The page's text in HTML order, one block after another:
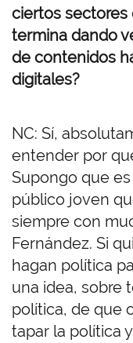
ciertos sectores
termina dando
de contenidos
digitales?
NC: Sí,
entender por
Supongo que
público joven
siempre con
Fernández. Si
hagan política
una idea, sobre
política, de que
tapar la política